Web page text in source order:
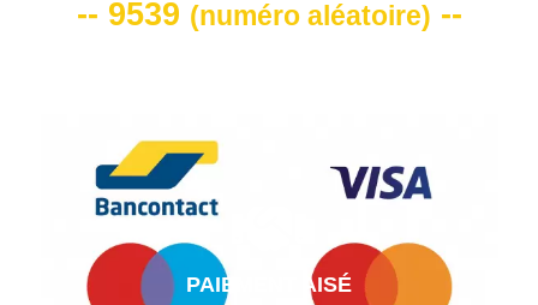
-- 9539 (numéro aléatoire) --
PAIEMENT AISÉ